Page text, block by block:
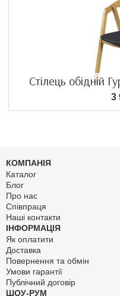
Стілець обідній
3
КОМПАНІЯ
Каталог
Блог
Про нас
Співпраця
Наші контакти
ІНФОРМАЦІЯ
Як оплатити
Доставка
Повернення та обмін
Умови гарантії
Публічний договір
ШОУ-РУМ